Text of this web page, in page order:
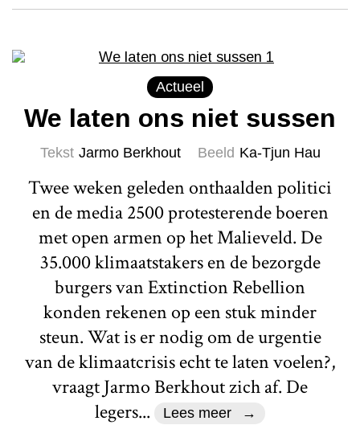
Actueel
We laten ons niet sussen
Tekst Jarmo Berkhout Beeld Ka-Tjun Hau
Twee weken geleden onthaalden politici
en de media 2500 protesterende boeren
met open armen op het Malieveld. De
35.000 klimaatstakers en de bezorgde
burgers van Extinction Rebellion
konden rekenen op een stuk minder
steun. Wat is er nodig om de urgentie
van de klimaatcrisis echt te laten voelen?,
vraagt Jarmo Berkhout zich af. De
legers...
Lees meer